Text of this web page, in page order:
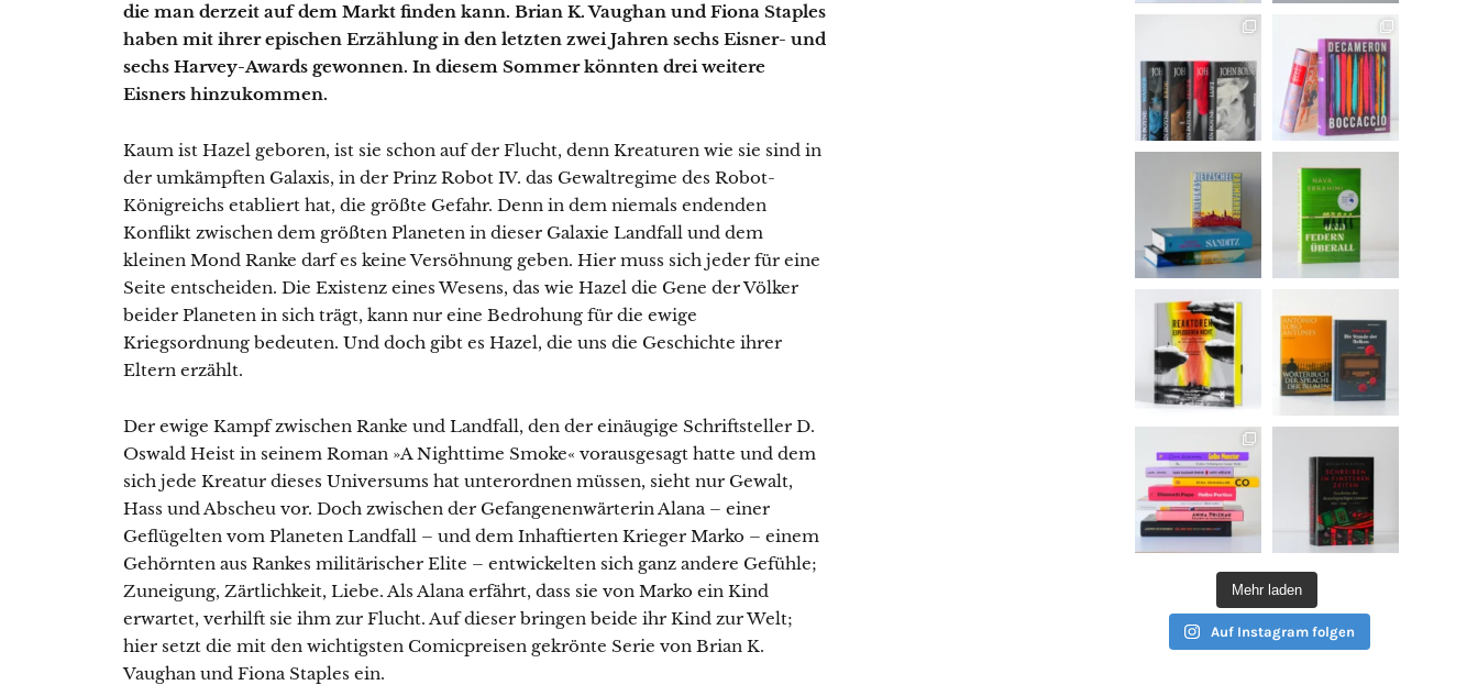
die man derzeit auf dem Markt finden kann. Brian K. Vaughan und Fiona Staples
haben mit ihrer epischen Erzählung in den letzten zwei Jahren sechs Eisner- und
sechs Harvey-Awards gewonnen. In diesem Sommer könnten drei weitere
Eisners hinzukommen.
Kaum ist Hazel geboren, ist sie schon auf der Flucht, denn Kreaturen wie sie sind in
der umkämpften Galaxis, in der Prinz Robot IV. das Gewaltregime des Robot-
Königreichs etabliert hat, die größte Gefahr. Denn in dem niemals endenden
Konflikt zwischen dem größten Planeten in dieser Galaxie Landfall und dem
kleinen Mond Ranke darf es keine Versöhnung geben. Hier muss sich jeder für eine
Seite entscheiden. Die Existenz eines Wesens, das wie Hazel die Gene der Völker
beider Planeten in sich trägt, kann nur eine Bedrohung für die ewige
Kriegsordnung bedeuten. Und doch gibt es Hazel, die uns die Geschichte ihrer
Eltern erzählt.
Der ewige Kampf zwischen Ranke und Landfall, den der einäugige Schriftsteller D.
Oswald Heist in seinem Roman »A Nighttime Smoke« vorausgesagt hatte und dem
sich jede Kreatur dieses Universums hat unterordnen müssen, sieht nur Gewalt,
Hass und Abscheu vor. Doch zwischen der Gefangenenwärterin Alana – einer
Geflügelten vom Planeten Landfall – und dem Inhaftierten Krieger Marko – einem
Gehörnten aus Rankes militärischer Elite – entwickelten sich ganz andere Gefühle;
Zuneigung, Zärtlichkeit, Liebe. Als Alana erfährt, dass sie von Marko ein Kind
erwartet, verhilft sie ihm zur Flucht. Auf dieser bringen beide ihr Kind zur Welt;
hier setzt die mit den wichtigsten Comicpreisen gekrönte Serie von Brian K.
Vaughan und Fiona Staples ein.
Mehr laden
Auf Instagram folgen